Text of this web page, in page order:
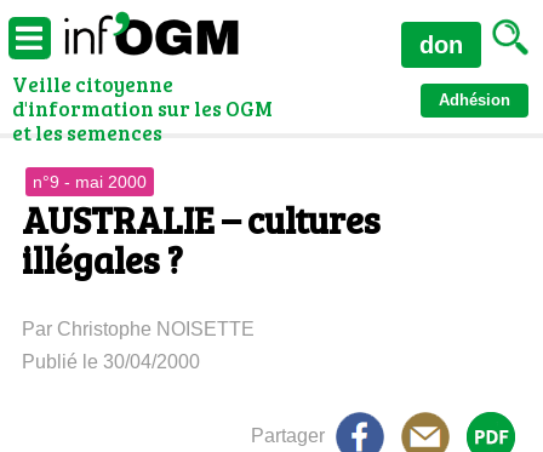
Veille citoyenne
d'information sur les OGM
et les semences
Adhésion
don
n°9 - mai 2000
AUSTRALIE – cultures
illégales ?
Par Christophe NOISETTE
Publié le 30/04/2000
Partager